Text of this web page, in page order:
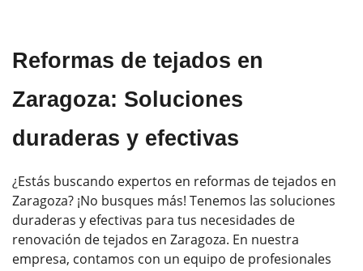
Reformas de tejados en
Zaragoza: Soluciones
duraderas y efectivas
¿Estás buscando expertos en reformas de tejados en
Zaragoza? ¡No busques más! Tenemos las soluciones
duraderas y efectivas para tus necesidades de
renovación de tejados en Zaragoza. En nuestra
empresa, contamos con un equipo de profesionales